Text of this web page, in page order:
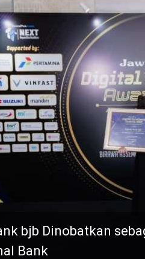
sebagai Top Digital
Perluas Potensi
Yayasan Adi Upaya